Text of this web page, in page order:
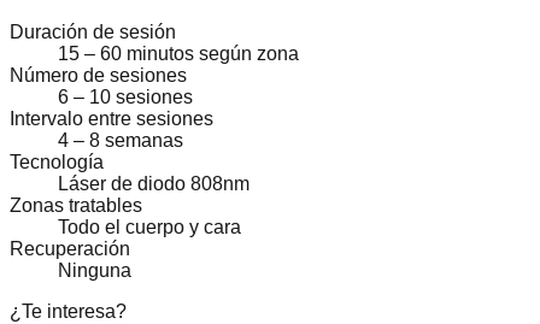
Duración de sesión
15 – 60 minutos según zona
Número de sesiones
6 – 10 sesiones
Intervalo entre sesiones
4 – 8 semanas
Tecnología
Láser de diodo 808nm
Zonas tratables
Todo el cuerpo y cara
Recuperación
Ninguna
¿Te interesa?